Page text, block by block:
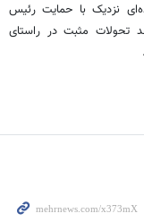
نزدیک با حمایت رئیس
تحولات مثبت در راستای